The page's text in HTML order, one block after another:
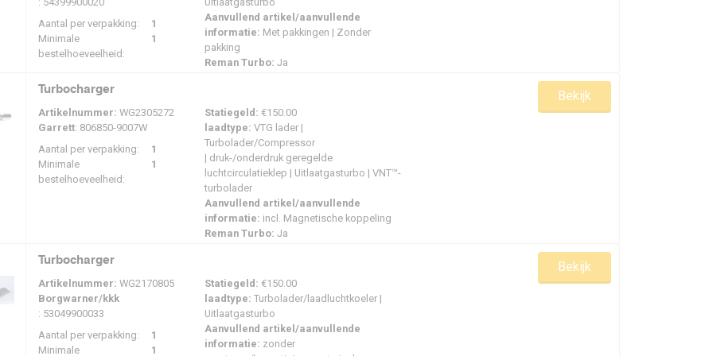
ReMan van OE-kwaliteit?
turbo’s die via fabrikantprogramma’s worden geleverd, zijn ontworpen om te voldoen aan de kwaliteitsnormen van
onderdelen. Programma’s zoals Garrett Original Reman, BorgWarner Reman en Holset Reman passen gecontroleerde
en tests toe om ervoor te zorgen dat de turbo presteert zoals verwacht. Voor oudere voertuigen of toepassingen met een
kilometerstand bieden gereviseerde turbo’s een betrouwbaar alternatief, terwijl de compatibiliteit met bestaande motorsystemen
blijft.
merken biedt MasterTurbo aan?
levert gereviseerde turbo’s van verschillende gerenommeerde fabrikanten, waaronder Garrett ReMan, BorgWarner ReMan
Holset ReMan. Elk programma richt zich op het herstellen van turbo’s tot prestatieniveaus die voldoen aan de eisen van originele
Hierdoor kun je gereviseerde turbo’s kiezen die geschikt zijn voor een breed scala aan voertuigtypes en
ik montagesets of pakkingsets nodig bij het vervangen van een turbo?
vervangen van een turbo wordt over het algemeen aangeraden om nieuwe bevestigingsmaterialen en pakkingsets te gebruiken.
werken onder hoge temperaturen en druk, en versleten afdichtingen of pakkingen kunnen de prestaties beïnvloeden of lekkages
Door deze onderdelen tijdens de installatie te vervangen, zorg je voor een goede afdichting tussen de turbo, het
en het inlaatsysteem. Bevestigingssets of pakkingsets worden vaak samen met de turbo gebruikt om een betrouwbare
te garanderen.
Aantal per verpakking:
1
Minimale
bestelhoeveelheid:
1
Aanvullend artikel/aanvullende
informatie: Met pakkingen | Zonder
pakking
Reman Turbo: Ja
Turbocharger
Artikelnummer: WG2305272
Garrett: 806850-9007W
Aantal per verpakking:
1
Minimale
bestelhoeveelheid:
1
Statiegeld: €150.00
laadtype: VTG lader |
Turbolader/Compressor
| druk-/onderdruk geregelde
luchtcirculatieklep | Uitlaatgasturbo | VNT™-
turbolader
Aanvullend artikel/aanvullende
informatie: incl. Magnetische koppeling
Reman Turbo: Ja
Bekijk
Turbocharger
Artikelnummer: WG2170805
Borgwarner/kkk
: 53049900033
Aantal per verpakking:
1
Minimale
1
Statiegeld: €150.00
laadtype: Turbolader/laadluchtkoeler |
Uitlaatgasturbo
Aanvullend artikel/aanvullende
informatie: zonder
Bekijk